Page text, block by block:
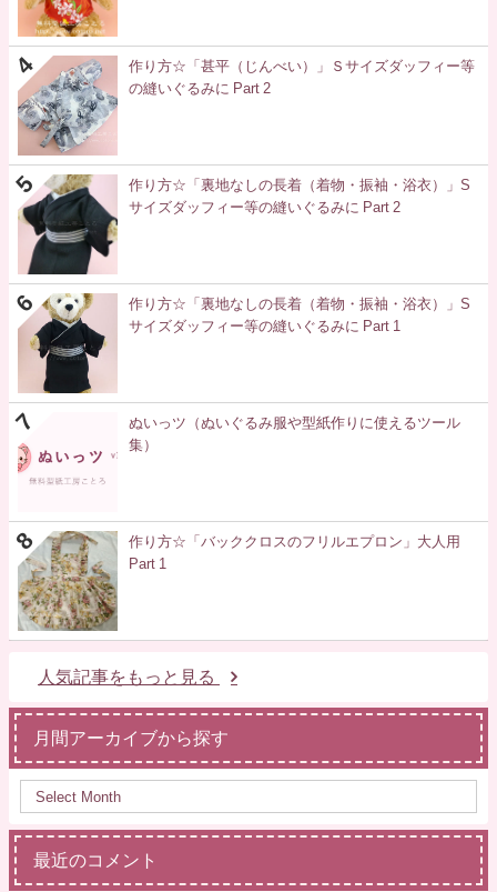
作り方☆「甚平（じんべい）」Ｓサイズダッフィー等
の縫いぐるみに Part 2
作り方☆「裏地なしの長着（着物・振袖・浴衣）」S
サイズダッフィー等の縫いぐるみに Part 2
作り方☆「裏地なしの長着（着物・振袖・浴衣）」S
サイズダッフィー等の縫いぐるみに Part 1
ぬいっツ（ぬいぐるみ服や型紙作りに使えるツール
集）
作り方☆「バッククロスのフリルエプロン」大人用
Part 1
人気記事をもっと見る
月間アーカイブから探す
最近のコメント